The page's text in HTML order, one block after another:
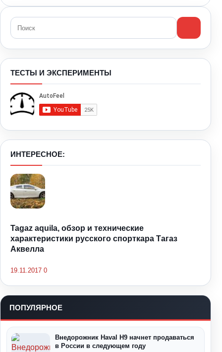
ТЕСТЫ И ЭКСПЕРИМЕНТЫ
ИНТЕРЕСНОЕ:
Tagaz aquila, обзор и технические
характеристики русского спорткара Тагаз
Аквелла
19.11.2017 0
ПОПУЛЯРНОЕ
Внедорожник Haval H9 начнет продаваться
в России в следующем году